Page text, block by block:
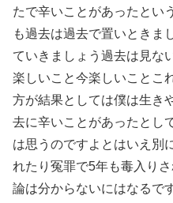
たで辛いことがあったとい
も過去は過去で置いときま
ていきましょう過去は見な
楽しいこと今楽しいことこ
方が結果としては僕は生き
去に辛いことがあったとし
は思うのですよとはいえ別
れたり冤罪で5年も毒入り
論は分からないにはなるで